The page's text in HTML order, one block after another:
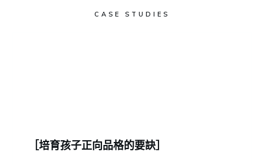
CASE STUDIES
［培育孩子正向品格的要訣］